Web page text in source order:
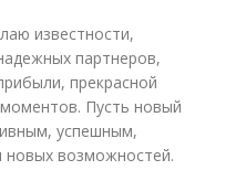
известности,
партнеров,
прекрасной
Пусть новый
успешным,
новых возможностей.